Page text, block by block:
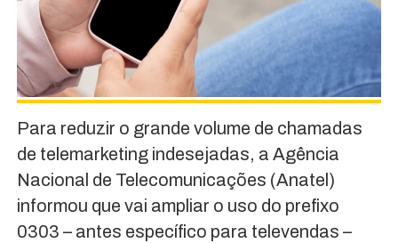
Para reduzir o grande volume de chamadas
de telemarketing indesejadas, a Agência
Nacional de Telecomunicações (Anatel)
informou que vai ampliar o uso do prefixo
0303 – antes específico para televendas –